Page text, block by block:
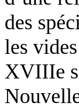
des
les
XVIIIe